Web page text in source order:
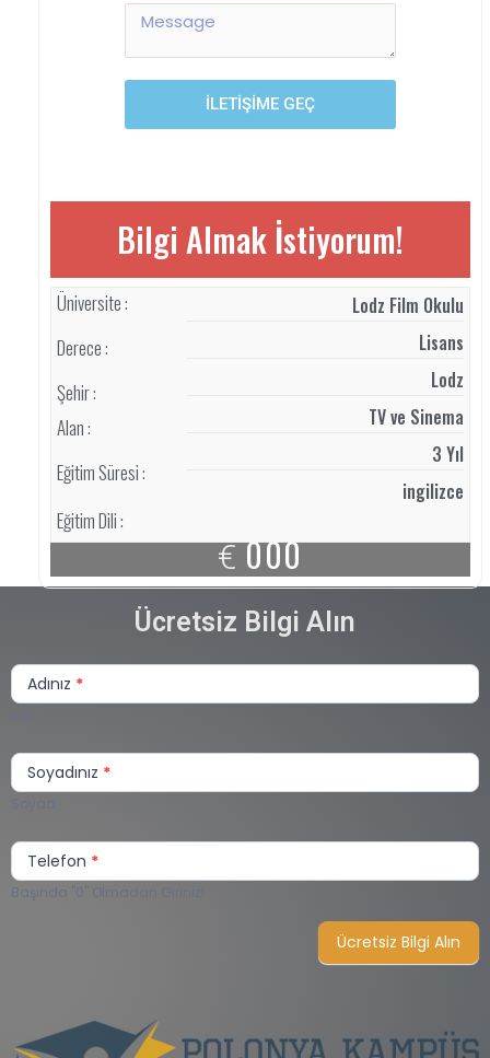
Message
İLETİŞİME GEÇ
Bilgi Almak İstiyorum!
Üniversite :
Derece :
Şehir :
Alan :
Eğitim Süresi :
Eğitim Dili :
Lodz Film Okulu
Lisans
Lodz
TV ve Sinema
3 Yıl
ingilizce
€000
Ücretsiz Bilgi Alın
Arayalım
Lite
Adınız *
Soyadınız *
Telefon *
Başında "0" Olmadan Giriniz!
Ücretsiz Bilgi Alın